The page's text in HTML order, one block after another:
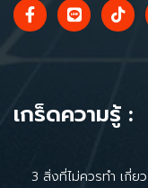
เกร็ดความรู้ :
3 สิ่งที่ไม่ควรทำ เกี่ย